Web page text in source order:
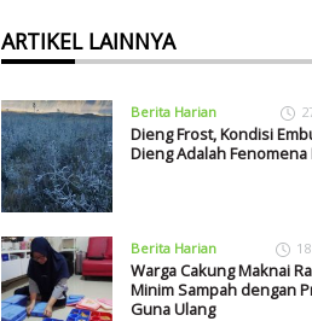
ARTIKEL LAINNYA
Berita Harian
Dieng Frost, Kondisi
Dieng Adalah Fenomena
Berita Harian
Warga Cakung Maknai
Minim Sampah dengan
Guna Ulang